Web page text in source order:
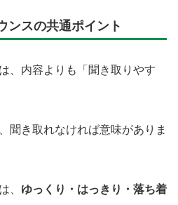
ンスの共通ポイント
、内容よりも「聞き取りやす
聞き取れなければ意味がありま
、 ゆっくり・はっきり・落ち着